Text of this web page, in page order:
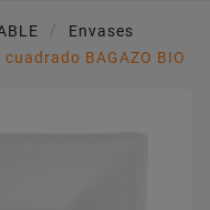
Envases
cuadrado BAGAZO BIO